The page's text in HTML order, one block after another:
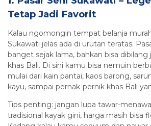
Tetap Jadi Favorit
Kalau ngomongin tempat belanja
Sukawati jelas ada di urutan teratas.
banget sejak lama, bahkan bisa dibilang
khas Bali. Di sini kamu bisa nemuin
mulai dari kain pantai, kaos barong,
kayu, sampai pernak-pernik khas Bali
Tips penting: jangan lupa tawar-
tradisional kayak gini, harga masih bisa